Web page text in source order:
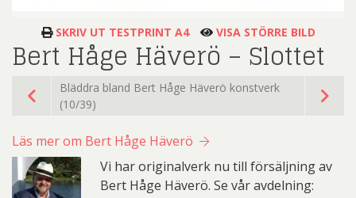
SKRIV UT TESTPRINT A4 VISA STÖRRE BILD
Bert Håge Häverö – Slottet
Bläddra bland Bert Håge Häverö konstverk
(10/39)
Läs mer om Bert Håge Häverö
Vi har originalverk nu till försäljning av
Bert Håge Häverö. Se vår avdelning: